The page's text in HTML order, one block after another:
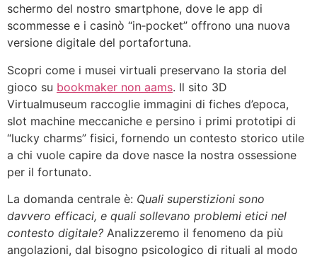
schermo del nostro smartphone, dove le app di
scommesse e i casinò “in‑pocket” offrono una nuova
versione digitale del portafortuna.
Scopri come i musei virtuali preservano la storia del
gioco su bookmaker non aams. Il sito 3D
Virtualmuseum raccoglie immagini di fiches d’epoca,
slot machine meccaniche e persino i primi prototipi di
“lucky charms” fisici, fornendo un contesto storico utile
a chi vuole capire da dove nasce la nostra ossessione
per il fortunato.
La domanda centrale è: Quali superstizioni sono
davvero efficaci, e quali sollevano problemi etici nel
contesto digitale? Analizzeremo il fenomeno da più
angolazioni, dal bisogno psicologico di rituali al modo